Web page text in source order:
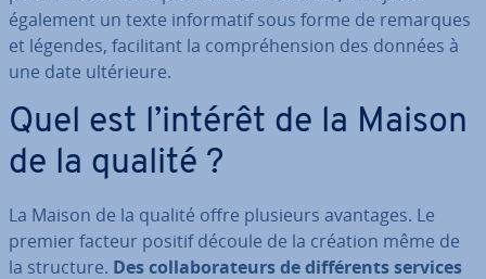
également un texte in­for­ma­tif sous forme de remarques
et légendes, fa­ci­li­tant la com­pré­hen­sion des données à
une date ul­té­rieure.
Quel est l’intérêt de la Maison
de la qualité ?
La Maison de la qualité offre plusieurs avantages. Le
premier facteur positif découle de la création même de
la structure. Des col­la­bo­ra­teurs de dif­fé­rents services